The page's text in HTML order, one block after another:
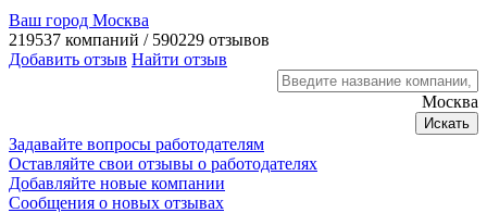
Ваш город Москва
219537 компаний / 590229 отзывов
Добавить отзыв Найти отзыв
Москва
Искать
Задавайте вопросы работодателям
Оставляйте свои отзывы о работодателях
Добавляйте новые компании
Сообщения о новых отзывах